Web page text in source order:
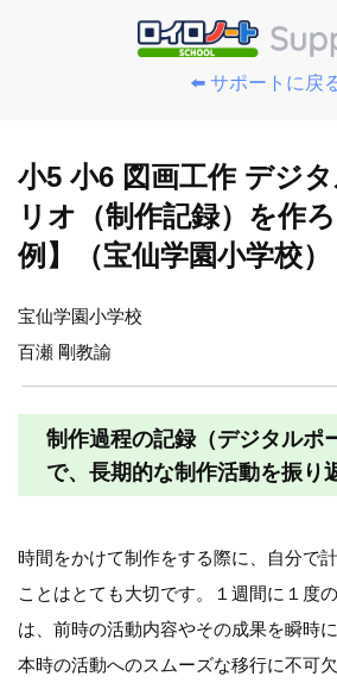
⬅️ サポートに戻
小5 小6 図画工作 デジ
リオ（制作記録）を作
例】（宝仙学園小学校）
宝仙学園小学校
百瀬 剛教諭
制作過程の記録（デジタルポ
で、長期的な制作活動を振り
時間をかけて制作をする際に、自分で
ことはとても大切です。１週間に１度
は、前時の活動内容やその成果を瞬時
本時の活動へのスムーズな移行に不可